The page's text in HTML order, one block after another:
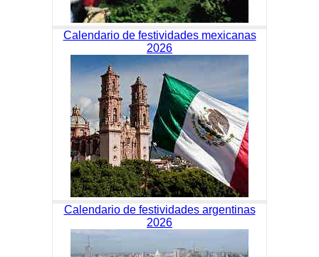
Calendario de festividades mexicanas
2026
Calendario de festividades argentinas
2026